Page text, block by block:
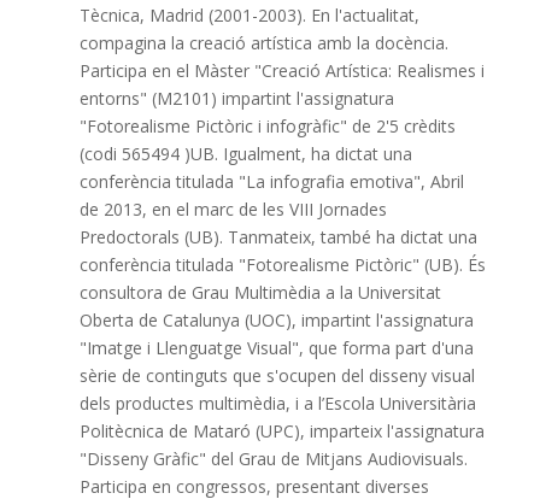
Tècnica, Madrid (2001-2003). En l'actualitat,
compagina la creació artística amb la docència.
Participa en el Màster "Creació Artística: Realismes i
entorns" (M2101) impartint l'assignatura
"Fotorealisme Pictòric i infogràfic" de 2'5 crèdits
(codi 565494 )UB. Igualment, ha dictat una
conferència titulada "La infografia emotiva", Abril
de 2013, en el marc de les VIII Jornades
Predoctorals (UB). Tanmateix, també ha dictat una
conferència titulada "Fotorealisme Pictòric" (UB). És
consultora de Grau Multimèdia a la Universitat
Oberta de Catalunya (UOC), impartint l'assignatura
"Imatge i Llenguatge Visual", que forma part d'una
sèrie de continguts que s'ocupen del disseny visual
dels productes multimèdia, i a l’Escola Universitària
Politècnica de Mataró (UPC), imparteix l'assignatura
"Disseny Gràfic" del Grau de Mitjans Audiovisuals.
Participa en congressos, presentant diverses